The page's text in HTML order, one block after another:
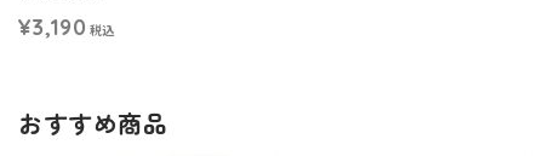
¥3,190 税込
おすすめ商品